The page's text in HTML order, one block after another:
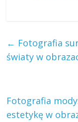
← Fotografia
światy w
Fotografia
estetykę w